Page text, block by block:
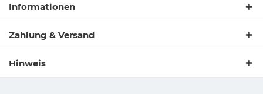
Informationen
Zahlung & Versand
Hinweis